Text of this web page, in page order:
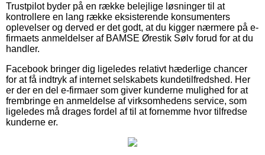
Trustpilot byder på en række belejlige løsninger til at
kontrollere en lang række eksisterende konsumenters
oplevelser og derved er det godt, at du kigger nærmere på e-
firmaets anmeldelser af BAMSE Ørestik Sølv forud for at du
handler.
Facebook bringer dig ligeledes relativt hæderlige chancer
for at få indtryk af internet selskabets kundetilfredshed. Her
er der en del e-firmaer som giver kunderne mulighed for at
frembringe en anmeldelse af virksomhedens service, som
ligeledes må drages fordel af til at fornemme hvor tilfredse
kunderne er.